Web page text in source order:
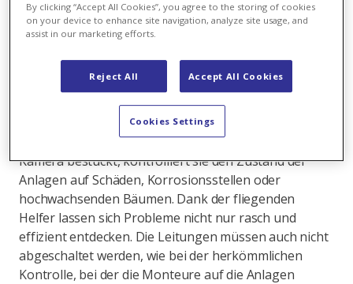
Abspielen
Senkrecht startet die Drohnesurrend in die Höhe,
hoch zum Strommasten und den Leitungen. Mit einer
Kamera bestückt, kontrolliert sie den Zustand der
Anlagen auf Schäden, Korrosionsstellen oder
hochwachsenden Bäumen. Dank der fliegenden
Helfer lassen sich Probleme nicht nur rasch und
effizient entdecken. Die Leitungen müssen auch nicht
abgeschaltet werden, wie bei der herkömmlichen
Kontrolle, bei der die Monteure auf die Anlagen
By clicking “Accept All Cookies”, you agree to the storing of cookies
on your device to enhance site navigation, analyze site usage, and
assist in our marketing efforts.
Reject All Accept All Cookies
Cookies Settings